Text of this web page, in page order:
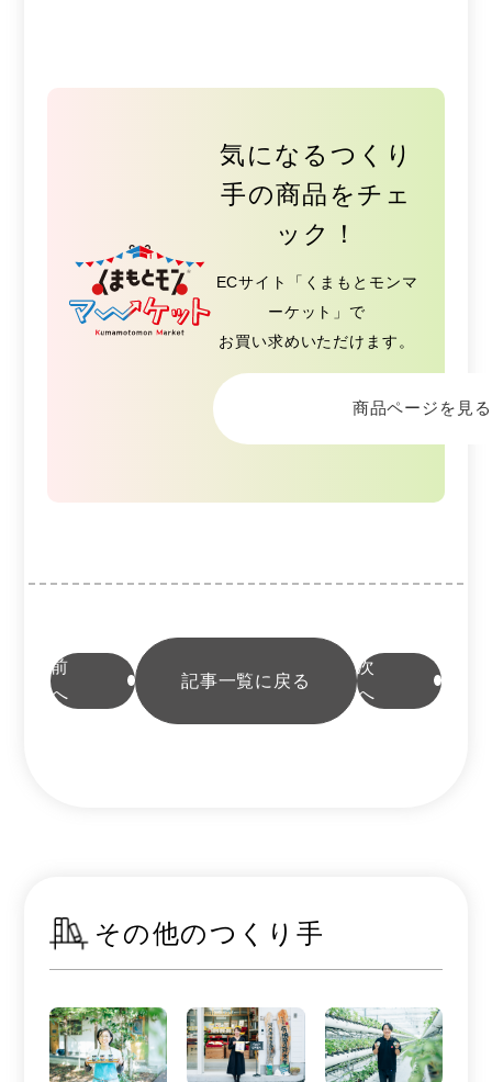
気になるつくり
手の商品をチェ
ック！
ECサイト「くまもとモンマ
ーケット」で
お買い求めいただけます。
商品ページを見る
前
へ
記事一覧に戻る
次
へ
その他のつくり手